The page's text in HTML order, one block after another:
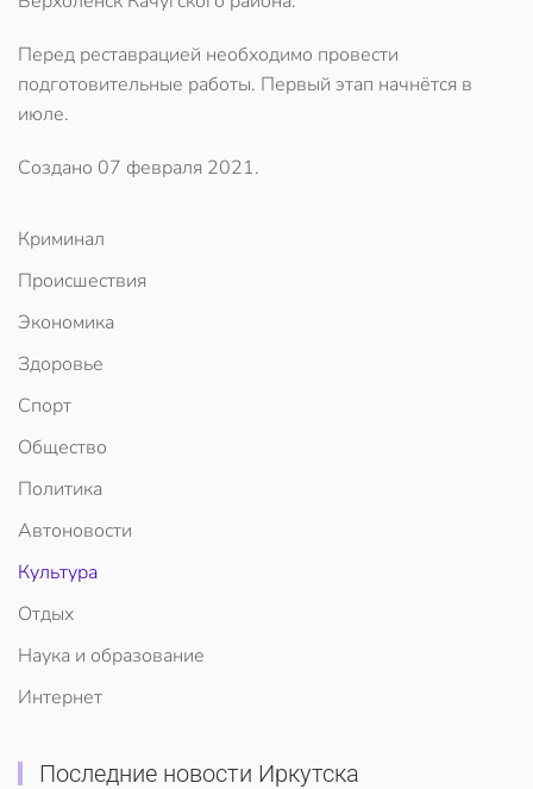
Перед реставрацией необходимо провести
подготовительные работы. Первый этап начнётся в
июле.
Создано 07 февраля 2021.
Криминал
Происшествия
Экономика
Здоровье
Спорт
Общество
Политика
Автоновости
Культура
Отдых
Наука и образование
Интернет
Последние новости Иркутска